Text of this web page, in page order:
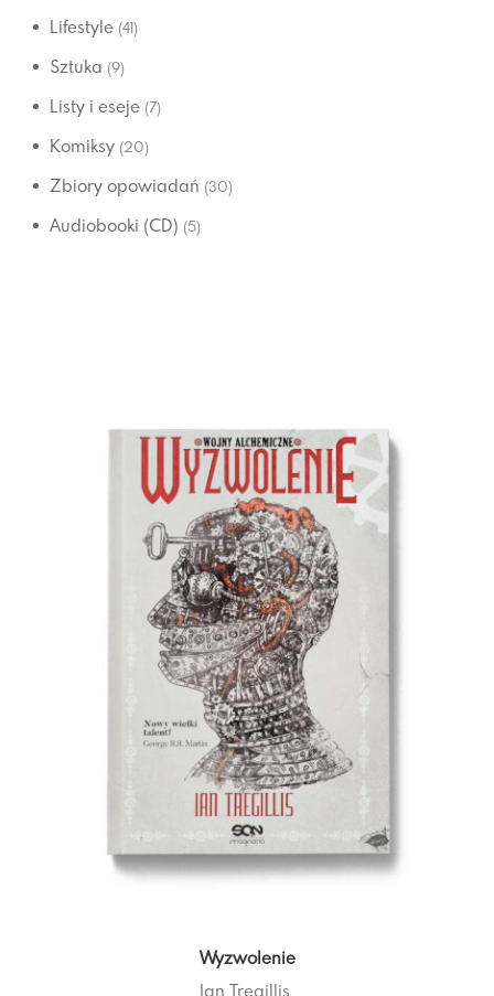
Lifestyle (41)
Sztuka (9)
Listy i eseje (7)
Komiksy (20)
Zbiory opowiadań (30)
Audiobooki (CD) (5)
Wyzwolenie
Ian Tregillis